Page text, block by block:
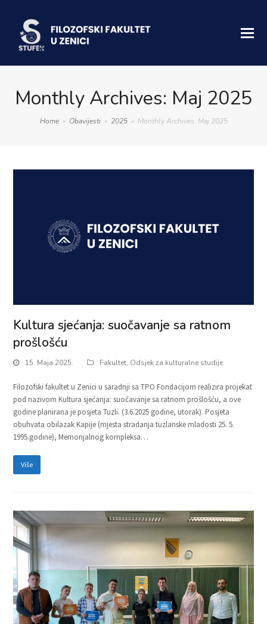
Monthly Archives: Maj 2025
Home » Obavijesti » 2025 » Monthly Archives: Maj 2025
Kultura sjećanja: suočavanje sa ratnom
prošlošću
15. Maja 2025. Fakultet, Odsjek za kulturalne studije
Filozofski fakultet u Zenici u saradnji sa TPO Fondacijom realizira projekat
pod nazivom Kultura sjećanja: suočavanje sa ratnom prošlošću, a ove
godine planirana je posjeta Tuzli. (3.6.2025 godine, utorak). Posjeta
obuhvata obilazak Kapije (mjesta stradanja tuzlanske mladosti 25. 5.
1995.godine), Memorijalnog kompleksa…
Više